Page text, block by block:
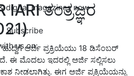
digital magazines now
Subscribe
us on:
IARI ತಂತ್ರಜ್ಞರ
ಅರ್ಜಿ ಪ್ರಕ್ರಿಯೆಯು 18 ಡಿಸೆಂಬರ್
ಈ ಮೊದಲು ಇದರಲ್ಲಿ ಅರ್ಜಿ ಸಲ್ಲಿಸಲು
ನೀಡಲಾಗಿತ್ತು. ಈಗ ಅರ್ಜಿ ಪ್ರಕ್ರಿಯೆಯನ್ನು